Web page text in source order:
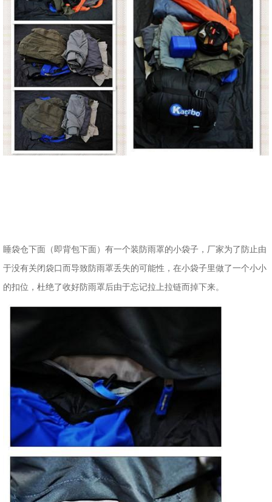
睡袋仓下面（即背包下面）有一个装防雨罩的小袋子，厂家为了防止由
于没有关闭袋口而导致防雨罩丢失的可能性，在小袋子里做了一个小小
的扣位，杜绝了收好防雨罩后由于忘记拉上拉链而掉下来。